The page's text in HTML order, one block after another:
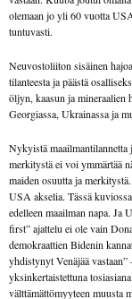
olemaan jo yli 60 vuotta
tuntuvasti.
Neuvostoliiton sisäinen
tilanteesta ja päästä
öljyn, kaasun ja mineraalien
Georgiassa, Ukrainassa ja
Nykyistä maailmantilannetta
merkitystä ei voi ymmärtää
maiden osuutta ja
USA akselia. Tässä
edelleen maailman napa. Ja
first” ajattelu ei ole vain
demokraattien Bidenin
yhdistynyt Venäjää
yksinkertaistettuna
välttämättömyyteen muusta